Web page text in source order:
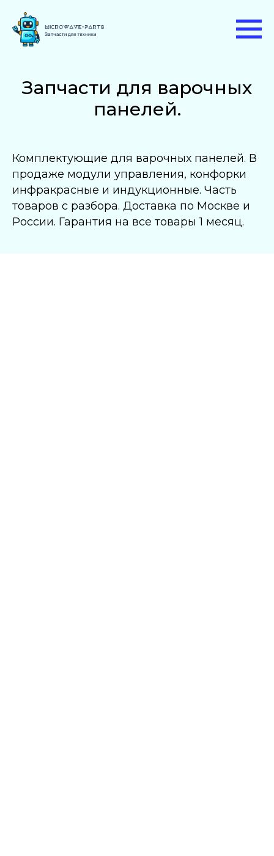
Запчасти для варочных
панелей.
Комплектующие для варочных панелей. В
продаже модули управления, конфорки
инфракрасные и индукционные. Часть
товаров с разбора. Доставка по Москве и
России. Гарантия на все товары 1 месяц.